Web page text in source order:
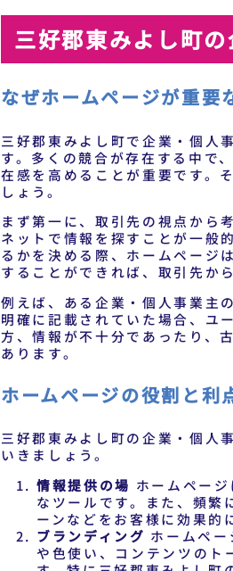
三好郡東みよし町
なぜホームページが重要
三好郡東みよし町で企業・個人
す。多くの競合が存在する中で
在感を高めることが重要です。
しょう。
まず第一に、取引先の視点から
ネットで情報を探すことが一般
るかを決める際、ホームページ
することができれば、取引先か
例えば、ある企業・個人事業主
明確に記載されていた場合、ユ
方、情報が不十分であったり、
あります。
ホームページの役割と利
三好郡東みよし町の企業・個人
いきましょう。
情報提供の場 ホームペー
なツールです。また、頻繁
ーンなどをお客様に効果的
ブランディング ホームペ
や色使い、コンテンツのト